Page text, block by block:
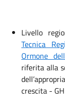
Livello
Tecnica
Ormone
riferita alla
crescita -